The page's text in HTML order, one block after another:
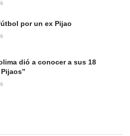
por un ex Pijao
dió a conocer a sus 18